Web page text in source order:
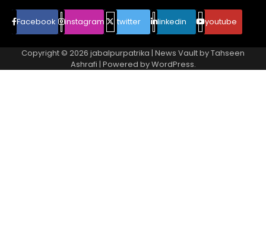
Facebook instagram twitter linkedin youtube
Copyright © 2026 jabalpurpatrika | News Vault byTahseen
Ashrafi | Powered byWordPress.